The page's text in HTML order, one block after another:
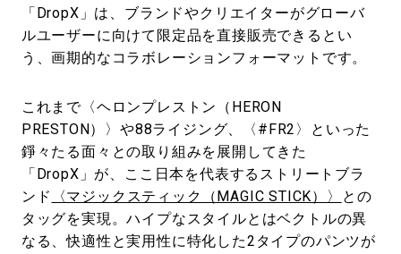
「DropX」は、ブランドやクリエイターがグローバ
ルユーザーに向けて限定品を直接販売できるとい
う、画期的なコラボレーションフォーマットです。
これまで〈ヘロンプレストン（HERON
PRESTON）〉や88ライジング、〈#FR2〉といった
錚々たる面々との取り組みを展開してきた
「DropX」が、ここ日本を代表するストリートブラ
ンド
〈マジックスティック（MAGIC STICK）〉
との
タッグを実現。ハイプなスタイルとはベクトルの異
なる、快適性と実用性に特化した2タイプのパンツが